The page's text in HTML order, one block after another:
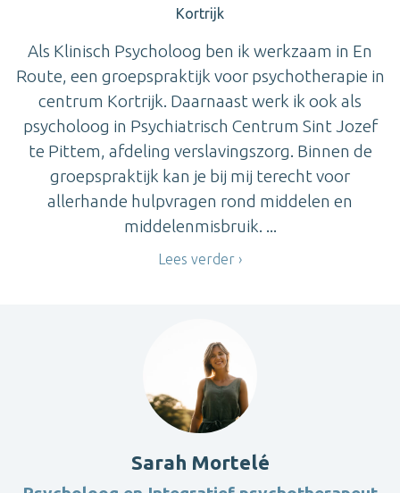
Kortrijk
Als Klinisch Psycholoog ben ik werkzaam in En
Route, een groepspraktijk voor psychotherapie in
centrum Kortrijk. Daarnaast werk ik ook als
psycholoog in Psychiatrisch Centrum Sint Jozef
te Pittem, afdeling verslavingszorg. Binnen de
groepspraktijk kan je bij mij terecht voor
allerhande hulpvragen rond middelen en
middelenmisbruik. ...
Lees verder
Sarah Mortelé